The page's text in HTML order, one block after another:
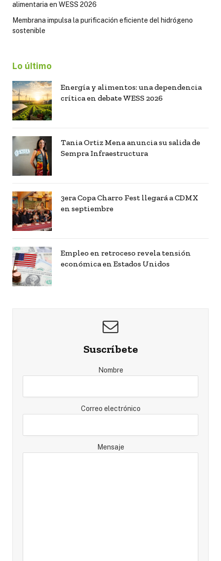
alimentaria en WESS 2026
Membrana impulsa la purificación eficiente del hidrógeno
sostenible
Lo último
Energía y alimentos: una dependencia
crítica en debate WESS 2026
Tania Ortiz Mena anuncia su salida de
Sempra Infraestructura
3era Copa Charro Fest llegará a CDMX
en septiembre
Empleo en retroceso revela tensión
económica en Estados Unidos
Suscríbete
Nombre
Correo electrónico
Mensaje